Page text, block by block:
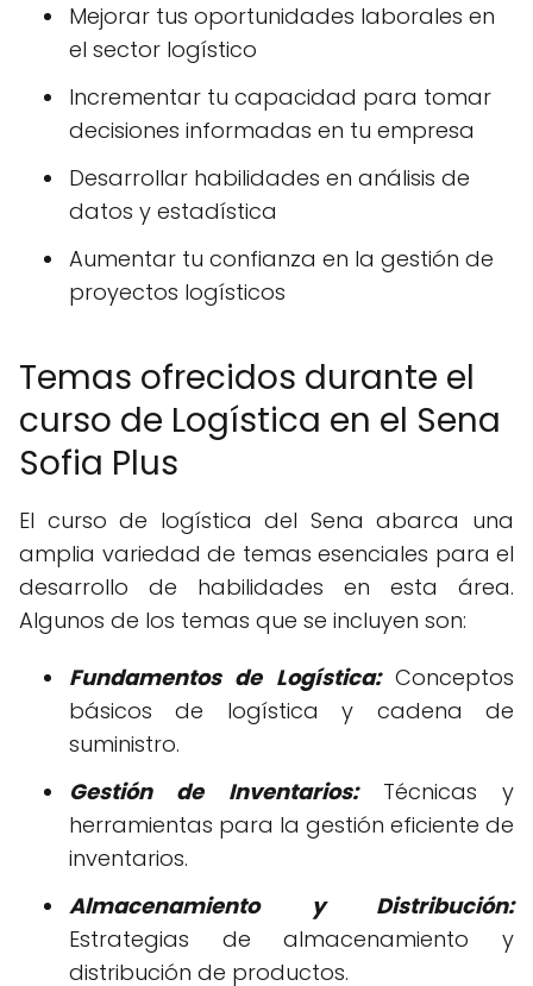
Mejorar tus oportunidades laborales en
el sector logístico
Incrementar tu capacidad para tomar
decisiones informadas en tu empresa
Desarrollar habilidades en análisis de
datos y estadística
Aumentar tu confianza en la gestión de
proyectos logísticos
Temas ofrecidos durante el
curso de Logística en el Sena
Sofia Plus
El curso de logística del Sena abarca una
amplia variedad de temas esenciales para el
desarrollo de habilidades en esta área.
Algunos de los temas que se incluyen son:
Fundamentos de Logística:Conceptos
básicos de logística y cadena de
suministro.
Gestión de Inventarios:Técnicas y
herramientas para la gestión eficiente de
inventarios.
Almacenamiento y Distribución:
Estrategias de almacenamiento y
distribución de productos.